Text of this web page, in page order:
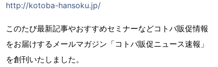
http://kotoba-hansoku.jp/
このたび最新記事やおすすめセミナーなどコトバ販促情報
をお届けするメールマガジン「コトバ販促ニュース速報」
を創刊いたしました。